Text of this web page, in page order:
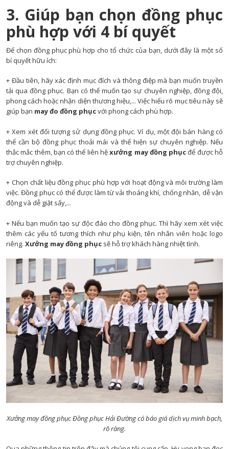
3. Giúp bạn chọn đồng phục
phù hợp với 4 bí quyết
Để chọn đồng phục phù hợp cho tổ chức của bạn, dưới đây là một số
bí quyết hữu ích:
+ Đầu tiên, hãy xác định mục đích và thông điệp mà bạn muốn truyền
tải qua đồng phục. Bạn có thể muốn tạo sự chuyên nghiệp, đồng đội,
phong cách hoặc nhận diện thương hiệu,... Việc hiểu rõ mục tiêu này sẽ
giúp bạn may đo đồng phụcvới phong cách phù hợp.
+ Xem xét đối tượng sử dụng đồng phục. Ví dụ, một đội bán hàng có
thể cần bộ đồng phục thoải mái và thể hiện sự chuyên nghiệp. Nếu
thắc mắc thêm, bạn có thể liên hệxưởng may đồng phụcđể được hỗ
trợ chuyên nghiệp.
+ Chọn chất liệu đồng phục phù hợp với hoạt động và môi trường làm
việc. Đồng phục có thể được làm từ vải thoáng khí, chống nhăn, dễ vận
động và dễ giặt sấy,...
+ Nếu bạn muốn tạo sự độc đáo cho đồng phục. Thì hãy xem xét việc
thêm các yếu tố tương thích như phụ kiện, tên nhân viên hoặc logo
riêng. Xưởng may đồng phục sẽ hỗ trợ khách hàng nhiệt tình.
Xưởng may đồng phục Đồng phục Hải Đường có báo giá dịch vụ minh bạch,
rõ ràng.